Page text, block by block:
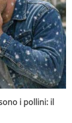
i pollini: il